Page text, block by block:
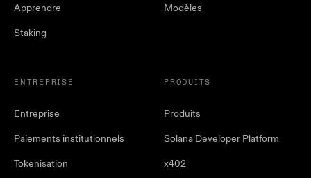
Apprendre
Staking
Modèles
ENTREPRISE
Entreprise
Paiements institutionnels
Tokenisation
PRODUITS
Produits
Solana Developer Platform
x402